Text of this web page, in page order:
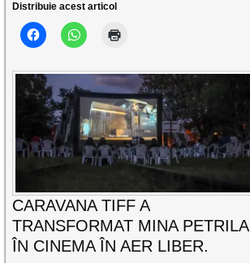
Distribuie acest articol
CARAVANA TIFF A
TRANSFORMAT MINA PETRILA
ÎN CINEMA ÎN AER LIBER.